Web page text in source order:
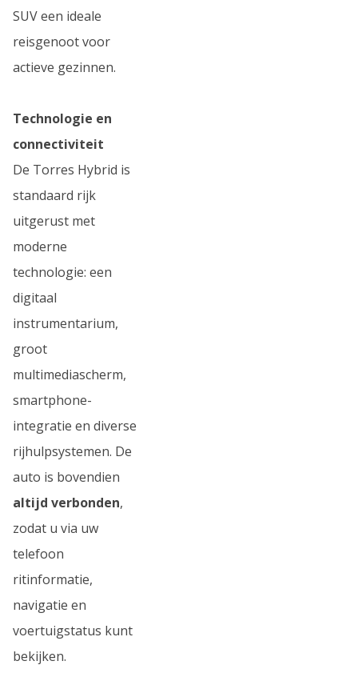
SUV een ideale
reisgenoot voor
actieve gezinnen.
Technologie en
connectiviteit
De Torres Hybrid is
standaard rijk
uitgerust met
moderne
technologie: een
digitaal
instrumentarium,
groot
multimediascherm,
smartphone-
integratie en diverse
rijhulpsystemen. De
auto is bovendien
altijd verbonden,
zodat u via uw
telefoon
ritinformatie,
navigatie en
voertuigstatus kunt
bekijken.